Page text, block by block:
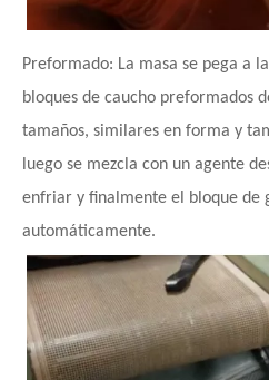
Preformado: La masa se pega a
bloques de caucho preformados
tamaños, similares en forma y
luego se mezcla con un agente
enfriar y finalmente el bloque de
automáticamente.